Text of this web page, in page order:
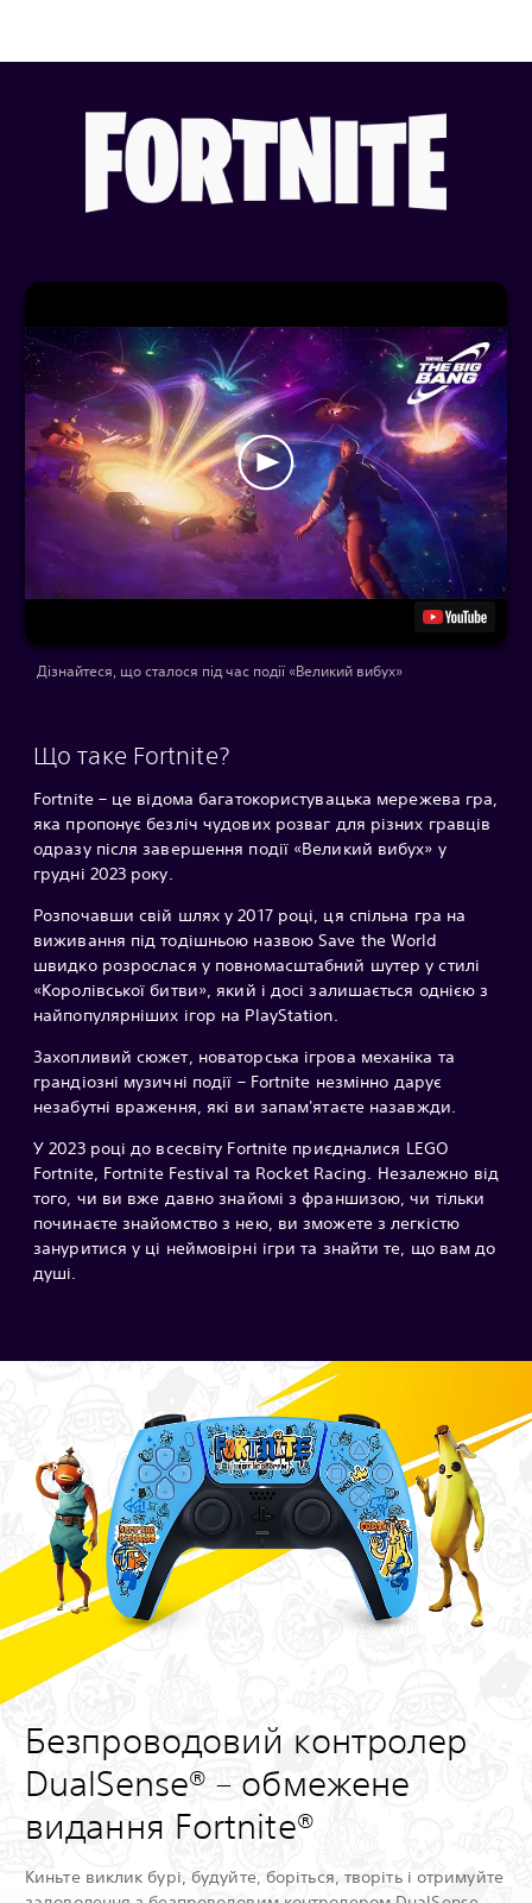
Дізнайтеся, що сталося під час події «Великий вибух»
Що таке Fortnite?
Fortnite – це відома багатокористувацька мережева гра,
яка пропонує безліч чудових розваг для різних гравців
одразу після завершення події «Великий вибух» у
грудні 2023 року.
Розпочавши свій шлях у 2017 році, ця спільна гра на
виживання під тодішньою назвою Save the World
швидко розрослася у повномасштабний шутер у стилі
«Королівської битви», який і досі залишається однією з
найпопулярніших ігор на PlayStation.
Захопливий сюжет, новаторська ігрова механіка та
грандіозні музичні події – Fortnite незмінно дарує
незабутні враження, які ви запам'ятаєте назавжди.
У 2023 році до всесвіту Fortnite приєдналися LEGO
Fortnite, Fortnite Festival та Rocket Racing. Незалежно від
того, чи ви вже давно знайомі з франшизою, чи тільки
починаєте знайомство з нею, ви зможете з легкістю
зануритися у ці неймовірні ігри та знайти те, що вам до
душі.
Безпроводовий контролер
DualSense® – обмежене
видання Fortnite®
Киньте виклик бурі, будуйте, боріться, творіть і отримуйте